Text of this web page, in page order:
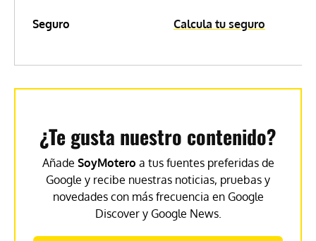
Seguro Calcula tu seguro
¿Te gusta nuestro contenido?
Añade SoyMotero a tus fuentes preferidas de
Google y recibe nuestras noticias, pruebas y
novedades con más frecuencia en Google
Discover y Google News.